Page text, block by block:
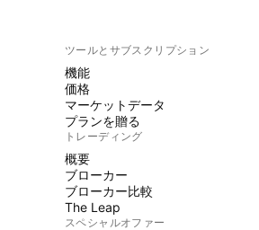
ツールとサブスクリプション
機能
価格
マーケットデータ
プランを贈る
トレーディング
概要
ブローカー
ブローカー比較
The Leap
スペシャルオファー